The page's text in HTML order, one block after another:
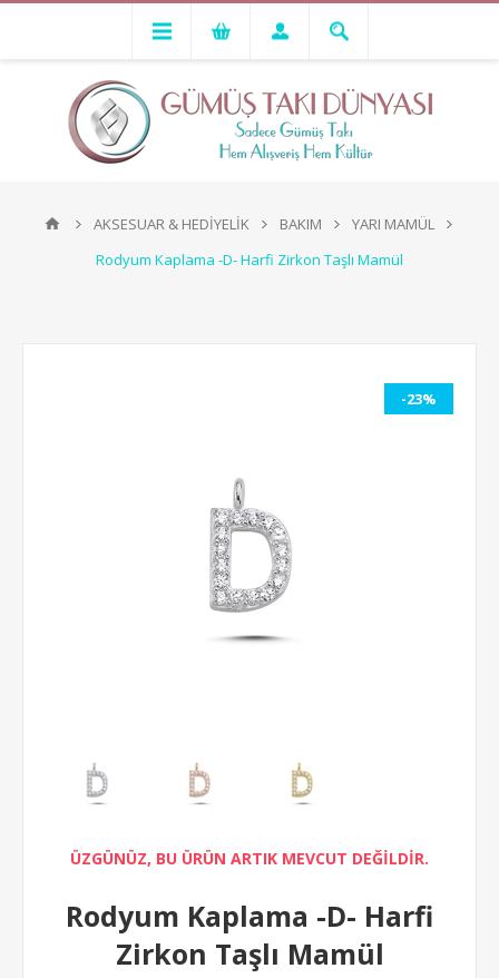
AKSESUAR & HEDİYELİK BAKIM
YARI MAMÜL
Rodyum Kaplama -D- Harfi Zirkon Taşlı Mamül
-23%
ÜZGÜNÜZ, BU ÜRÜN ARTIK MEVCUT DEĞİLDİR.
Rodyum Kaplama -D- Harfi
Zirkon Taşlı Mamül